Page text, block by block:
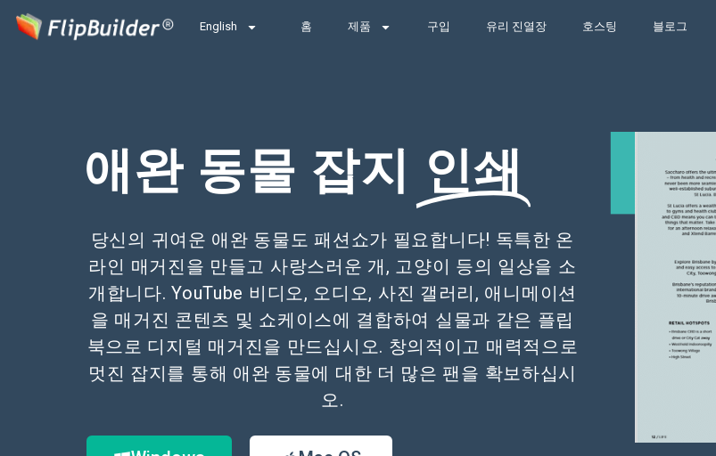
English 홈 제품 구입 유리 진열장 호스팅 블로그
애완 동물 잡지 인쇄
당신의 귀여운 애완 동물도 패션쇼가 필요합니다! 독특한 온
라인 매거진을 만들고 사랑스러운 개, 고양이 등의 일상을 소
개합니다. YouTube 비디오, 오디오, 사진 갤러리, 애니메이션
을 매거진 콘텐츠 및 쇼케이스에 결합하여 실물과 같은 플립
북으로 디지털 매거진을 만드십시오. 창의적이고 매력적으로
멋진 잡지를 통해 애완 동물에 대한 더 많은 팬을 확보하십시
오.